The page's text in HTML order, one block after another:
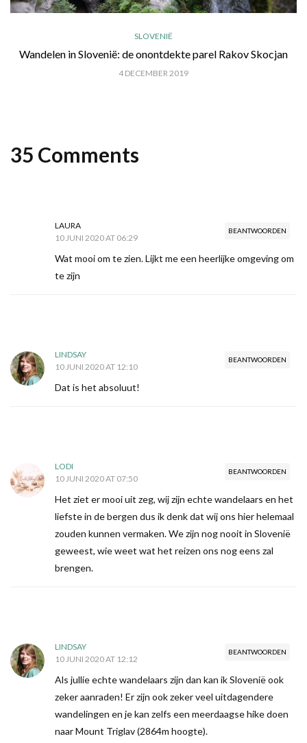
SLOVENIË
Wandelen in Slovenië: de onontdekte parel Rakov Skocjan
4 DECEMBER 2019
35 Comments
BEANTWOORDEN
LAURA
10 JUNI 2020 AT 06:29
Wat mooi om te zien. Lijkt me een heerlijke omgeving om
te zijn
BEANTWOORDEN
LINDSAY
10 JUNI 2020 AT 12:10
Dat is het absoluut!
BEANTWOORDEN
LODI
10 JUNI 2020 AT 07:50
Het ziet er mooi uit zeg, wij zijn echte wandelaars en het
liefste in de bergen dus ik denk dat wij ons hier helemaal
zouden kunnen vermaken. We zijn nog nooit in Slovenië
geweest, wie weet wat het reizen ons nog eens zal
brengen.
BEANTWOORDEN
LINDSAY
10 JUNI 2020 AT 12:12
Als jullie echte wandelaars zijn dan kan ik Slovenië ook
zeker aanraden! Er zijn ook zeker veel uitdagendere
wandelingen en je kan zelfs een meerdaagse hike doen
naar Mount Triglav (2864m hoogte).